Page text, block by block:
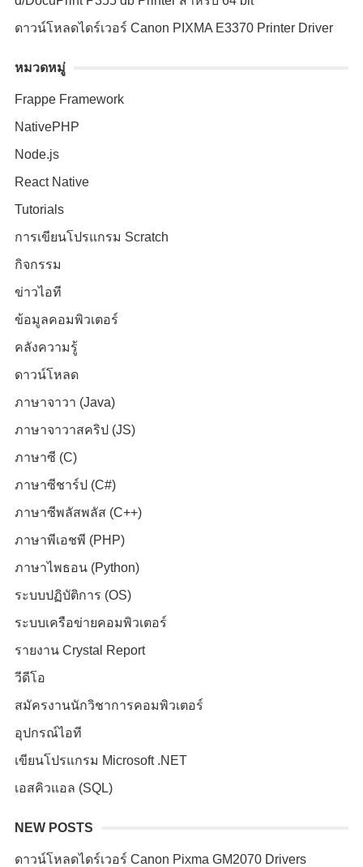
ดาวน์โหลดไดร์เวอร์ Canon PIXMA E3370 Printer Driver
หมวดหมู่
Frappe Framework
NativePHP
Node.js
React Native
Tutorials
การเขียนโปรแกรม Scratch
กิจกรรม
ข่าวไอที
ข้อมูลคอมพิวเตอร์
คลังความรู้
ดาวน์โหลด
ภาษาจาวา (Java)
ภาษาจาวาสคริป (JS)
ภาษาซี (C)
ภาษาซีชาร์ป (C#)
ภาษาซีพลัสพลัส (C++)
ภาษาพีเอชพี (PHP)
ภาษาไพธอน (Python)
ระบบปฏิบัติการ (OS)
ระบบเครือข่ายคอมพิวเตอร์
รายงาน Crystal Report
วีดีโอ
สมัครงานนักวิชาการคอมพิวเตอร์
อุปกรณ์ไอที
เขียนโปรแกรม Microsoft .NET
เอสคิวแอล (SQL)
NEW POSTS
ดาวน์โหลดไดร์เวอร์ Canon Pixma GM2070 Drivers